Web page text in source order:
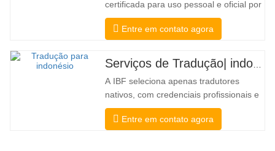
certificada para uso pessoal e oficial por
universidades, tribunais e muitos
governos locais. Nós selecione apenas
profissionais e acadêmicas
comprovadas. Antes de obter a
certificação, vamos testá-los
rigorosamente.…
Entre em contato agora
Serviços de Tradução| indonésio de ou para chinês
A IBF seleciona apenas tradutores
nativos, com credenciais profissionais e
acadêmicas comprovadas. Antes de
obter a certificação, vamos testá-los
Entre em contato agora